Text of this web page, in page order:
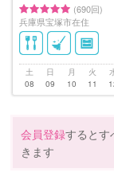
(690回)
兵庫県宝塚市在住
土
08
日
09
月
10
火
11
会員登録するとす
きます